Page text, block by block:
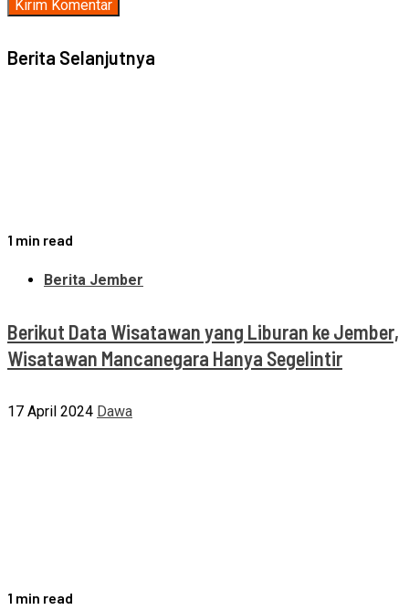
Berita Selanjutnya
1 min read
Berita Jember
Berikut Data Wisatawan yang Liburan ke Jember,
Wisatawan Mancanegara Hanya Segelintir
17 April 2024 Dawa
1 min read